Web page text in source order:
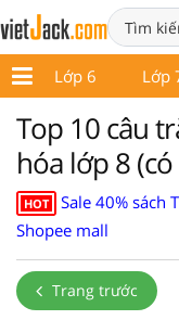
Lớp 6 Lớp
Top 10 câu
hóa lớp 8
HOT
Sale 40% sách
Shopee mall
Trang trước